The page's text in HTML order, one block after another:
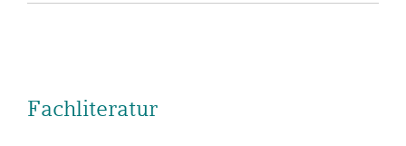
Fachliteratur